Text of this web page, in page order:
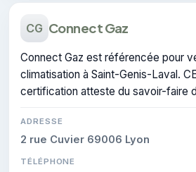
CG Connect Gaz
Connect Gaz est référencée pour
climatisation à Saint-Genis-Laval.
certification atteste du savoir-faire
ADRESSE
2 rue Cuvier 69006 Lyon
TÉLÉPHONE